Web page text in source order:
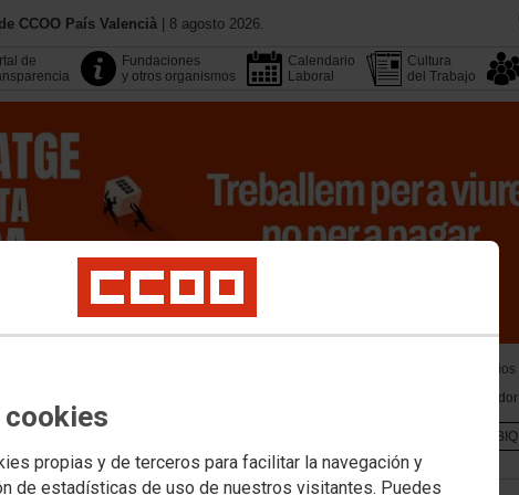
propias y de terceros para facilitar la navegación y
de estadísticas de uso de nuestros visitantes. Puedes
CCOO País Valencià | 8 agosto 2026.
de
Fundaciones
y otros organismos
Calendario
Laboral
Cultura
del Trabajo
Servicios
Buscador
Mujeres y LGTBIQ